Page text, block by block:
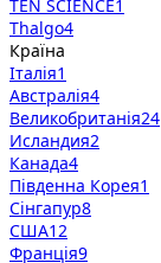
TEN SCIENCE1
Thalgo4
Країна
Італія1
Австралія4
Великобританія24
Исландия2
Канада4
Південна Корея1
Сінгапур8
США12
Франція9